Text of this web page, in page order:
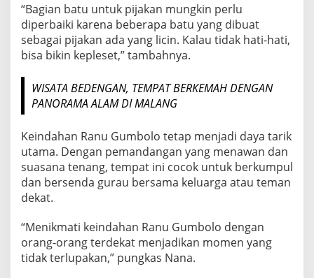
“Bagian batu untuk pijakan mungkin perlu
diperbaiki karena beberapa batu yang dibuat
sebagai pijakan ada yang licin. Kalau tidak hati-hati,
bisa bikin kepleset,” tambahnya.
WISATA BEDENGAN, TEMPAT BERKEMAH DENGAN
PANORAMA ALAM DI MALANG
Keindahan Ranu Gumbolo tetap menjadi daya tarik
utama. Dengan pemandangan yang menawan dan
suasana tenang, tempat ini cocok untuk berkumpul
dan bersenda gurau bersama keluarga atau teman
dekat.
“Menikmati keindahan Ranu Gumbolo dengan
orang-orang terdekat menjadikan momen yang
tidak terlupakan,” pungkas Nana.